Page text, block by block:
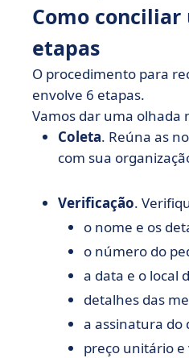
Como
etapas
O procedimento para
envolve 6 etapas.
Vamos dar uma olhada
Coleta. Reúna as
com sua
Verificação.
o nome e os
o número do
a data e o local
detalhes das
a assinatura
preço unitário